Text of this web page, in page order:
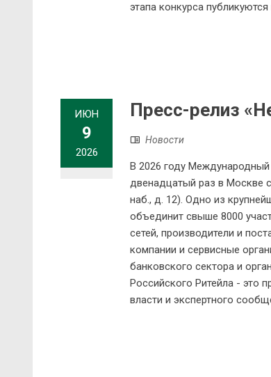
этапа конкурса публикуются
ИЮН
9
2026
Пресс-релиз
Новости
В 2026 году
двенадцатый раз в Москве
наб., д. 12). Одно из
объединит свыше 8000
сетей, производители и
компании и сервисные
банковского сектора и
Российского Ритейла - это
власти и экспертного